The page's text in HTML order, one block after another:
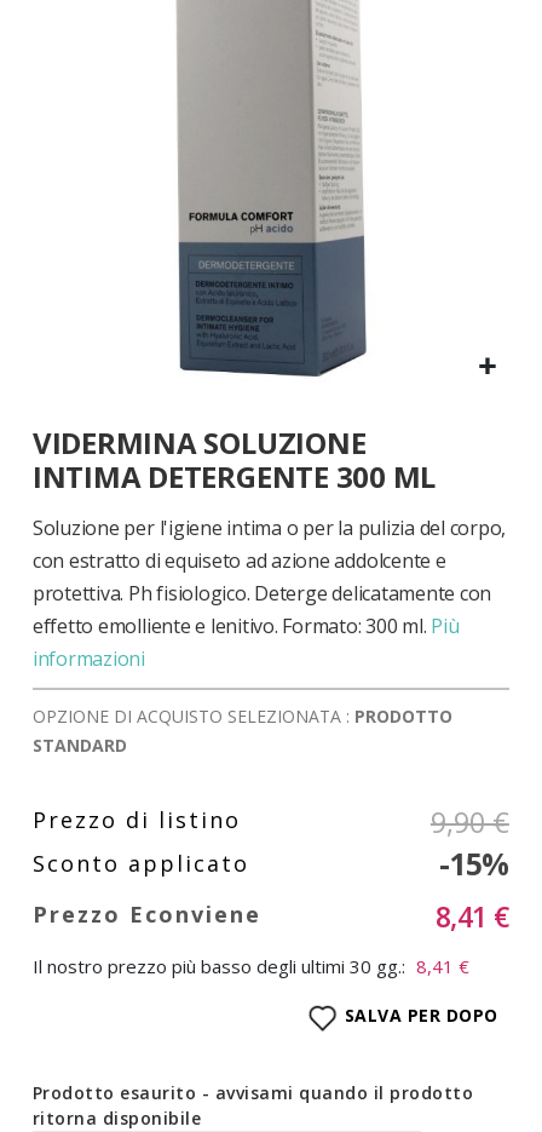
all'inizio
della
galleria
di
immagini
VIDERMINA SOLUZIONE
INTIMA DETERGENTE 300 ML
Soluzione per l'igiene intima o per la pulizia del corpo,
con estratto di equiseto ad azione addolcente e
protettiva. Ph fisiologico. Deterge delicatamente con
effetto emolliente e lenitivo. Formato: 300 ml. Più
informazioni
OPZIONE DI ACQUISTO SELEZIONATA : PRODOTTO
STANDARD
9,90 €
-15%
8,41 €
Il nostro prezzo più basso degli ultimi 30 gg.: 8,41 €
SALVA PER DOPO
Prodotto esaurito - avvisami quando il prodotto
ritorna disponibile